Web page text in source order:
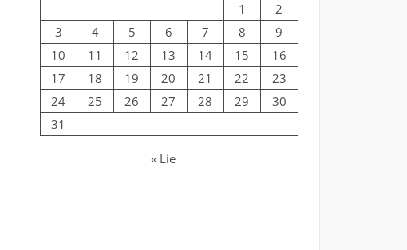
1
2
3
4 5 6 7 8
9
10
11 12 13 14 15
16
17
18 19 20 21 22
23
24
25 26 27 28 29
30
31
« Lie